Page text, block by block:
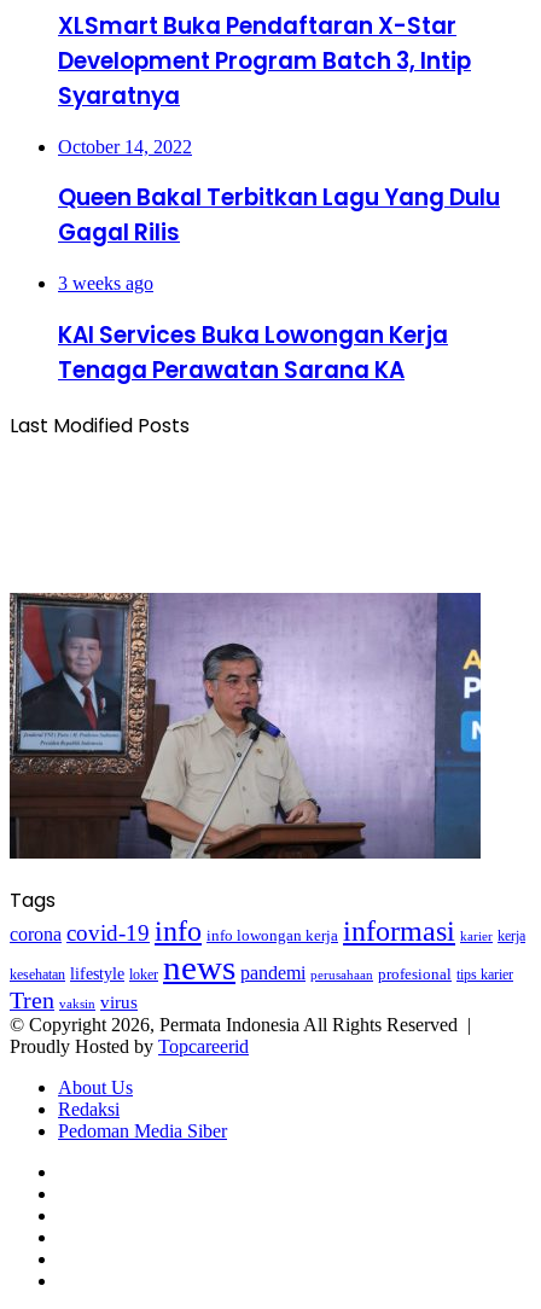
XLSmart Buka Pendaftaran X-Star
Development Program Batch 3, Intip
Syaratnya
October 14, 2022
Queen Bakal Terbitkan Lagu Yang Dulu
Gagal Rilis
3 weeks ago
KAI Services Buka Lowongan Kerja
Tenaga Perawatan Sarana KA
Last Modified Posts
Tags
corona covid-19 info info lowongan kerja informasi karier kerja
kesehatan lifestyle loker news pandemi perusahaan profesional tips karier
Tren vaksin virus
© Copyright 2026, Permata Indonesia All Rights Reserved |
Proudly Hosted by Topcareerid
About Us
Redaksi
Pedoman Media Siber